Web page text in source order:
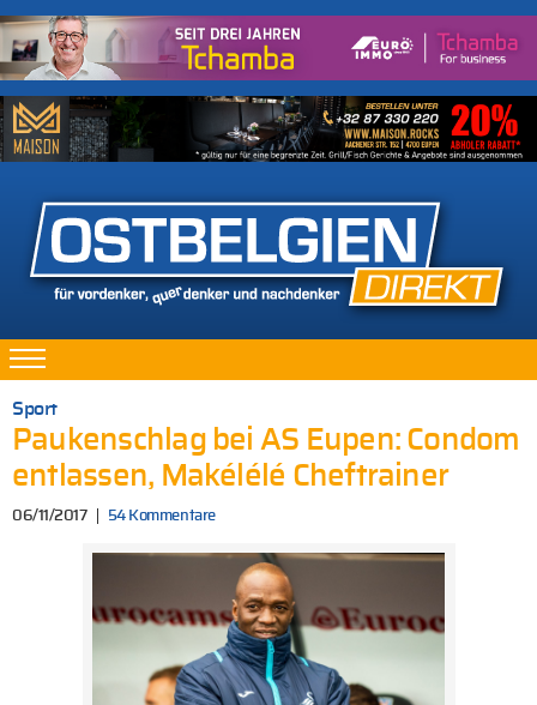
Sport
Paukenschlag bei AS Eupen: Condom
entlassen, Makélélé Cheftrainer
06/11/2017 54 Kommentare